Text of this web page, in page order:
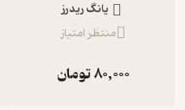
یانگ ریدرز
منتظر امتیاز
80,000تومان